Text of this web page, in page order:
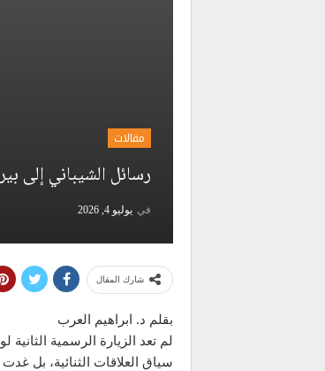
مقالات
رسائل الشيباني إلى
في يوليو 4, 2026
شارك المقال
بقلم د. ابراهيم العرب
لم تعد الزيارة الرسمية
سياق العلاقات الثنائية،